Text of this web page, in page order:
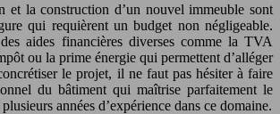
et la construction d’un nouvel immeuble sont
qui requièrent un budget non négligeable.
aides financières diverses comme la TVA
ou la prime énergie qui permettent d’alléger
le projet, il ne faut pas hésiter à faire
du bâtiment qui maîtrise parfaitement le
années d’expérience dans ce domaine.